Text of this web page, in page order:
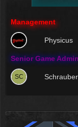
Management
Physicus
Senior Game Admin
Schrauber